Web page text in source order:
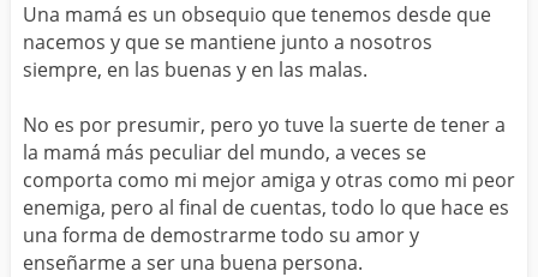
SOBRINA
HIJA
HERMANO
NOVIA
ESPOSO
PAPA
HOMBRE
TIA
CUÑADA
ALGUIEN ESPECIAL
Una mamá es un obsequio que tenemos desde que
nacemos y que se mantiene junto a nosotros
siempre, en las buenas y en las malas.
No es por presumir, pero yo tuve la suerte de tener a
la mamá más peculiar del mundo, a veces se
comporta como mi mejor amiga y otras como mi peor
enemiga, pero al final de cuentas, todo lo que hace es
una forma de demostrarme todo su amor y
enseñarme a ser una buena persona.